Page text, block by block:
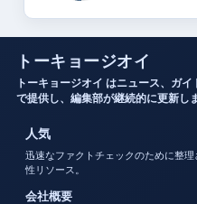
トーキョージオイ
トーキョージオイ はニュース、ガ
で提供し、編集部が継続的に更新し
人気
迅速なファクトチェックのために整
性リソース。
会社概要